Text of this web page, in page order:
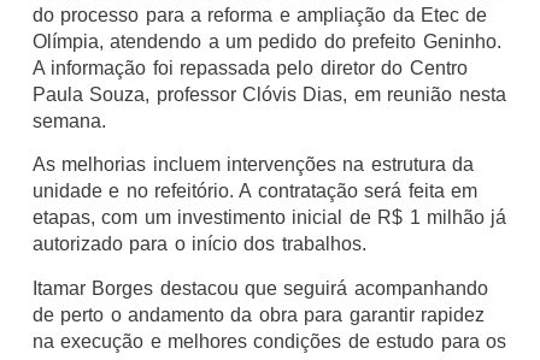
do processo para a reforma e ampliação da Etec de
Olímpia, atendendo a um pedido do prefeito Geninho.
A informação foi repassada pelo diretor do Centro
Paula Souza, professor Clóvis Dias, em reunião nesta
semana.
As melhorias incluem intervenções na estrutura da
unidade e no refeitório. A contratação será feita em
etapas, com um investimento inicial de R$ 1 milhão já
autorizado para o início dos trabalhos.
Itamar Borges destacou que seguirá acompanhando
de perto o andamento da obra para garantir rapidez
na execução e melhores condições de estudo para os